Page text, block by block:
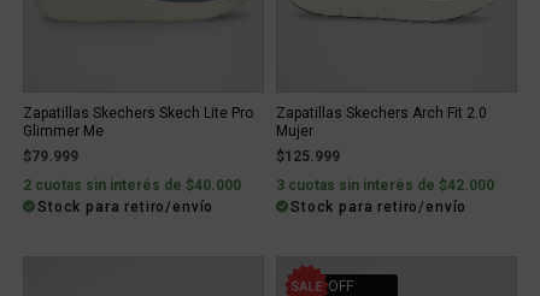
Zapatillas Skechers Skech Lite Pro
Glimmer Me
$79.999
2 cuotas sin interés de $40.000
Stock para retiro/envío
Zapatillas Skechers Arch Fit 2.0
Mujer
$125.999
3 cuotas sin interés de $42.000
Stock para retiro/envío
20% OFF